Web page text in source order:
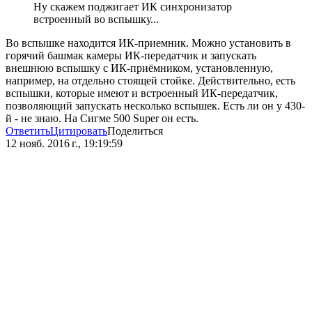
Ну скажем поджигает ИК синхронизатор
встроенный во вспышку...
Во вспышке находится ИК-приемник. Можно установить в
горячий башмак камеры ИК-передатчик и запускать
внешнюю вспышку с ИК-приёмником, установленную,
например, на отдельно стоящей стойке. Действительно, есть
вспышки, которые имеют и встроенный ИК-передатчик,
позволяющий запускать несколько вспышек. Есть ли он у 430-
й - не знаю. На Сигме 500 Super он есть.
ОтветитьЦитироватьПоделиться
12 нояб. 2016 г., 19:19:59